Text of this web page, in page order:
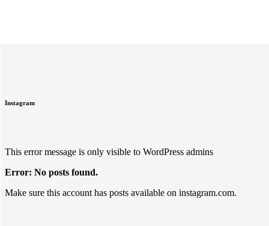
Instagram
This error message is only visible to WordPress admins
Error: No posts found.
Make sure this account has posts available on instagram.com.